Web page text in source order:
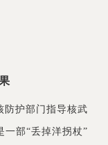
防护部门指导核武
一部“丢掉洋拐杖”